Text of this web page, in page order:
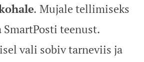
. Mujale tellimiseks
SmartPosti teenust.
vali sobiv tarneviis ja